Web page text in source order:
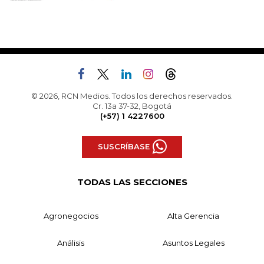
© 2026, RCN Medios. Todos los derechos reservados.
Cr. 13a 37-32, Bogotá
(+57) 1 4227600
SUSCRÍBASE
TODAS LAS SECCIONES
Agronegocios Alta Gerencia
Análisis Asuntos Legales